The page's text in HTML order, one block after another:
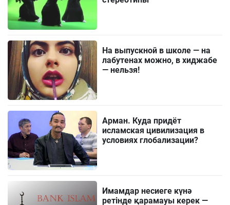
На выпускной в школе — на
лабутенах можно, в хиджабе
— нельзя!
Арман. Куда придёт
исламская цивилизация в
условиях глобализации?
Имамдар несиеге күнә
ретінде қарамауы керек —